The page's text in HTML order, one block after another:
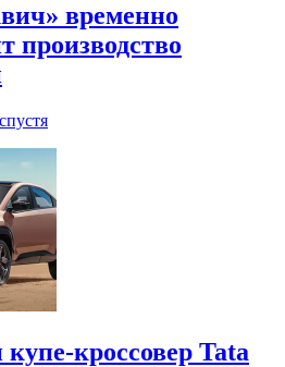
временно
производство
кроссовер Tata